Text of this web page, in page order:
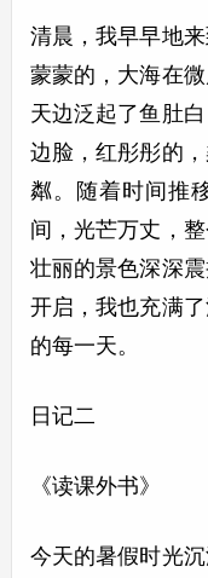
清晨，我早早地
蒙蒙的，大海在
天边泛起了鱼肚
边脸，红彤彤的
粼。随着时间推
间，光芒万丈，
壮丽的景色深深
开启，我也充满
的每一天。
日记二
《读课外书》
今天的暑假时光